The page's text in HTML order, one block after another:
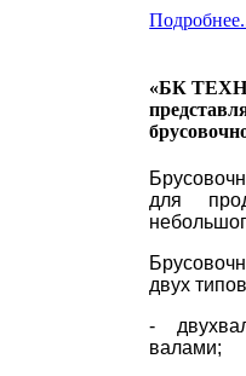
«БК
для
Б
двух
-
валами;